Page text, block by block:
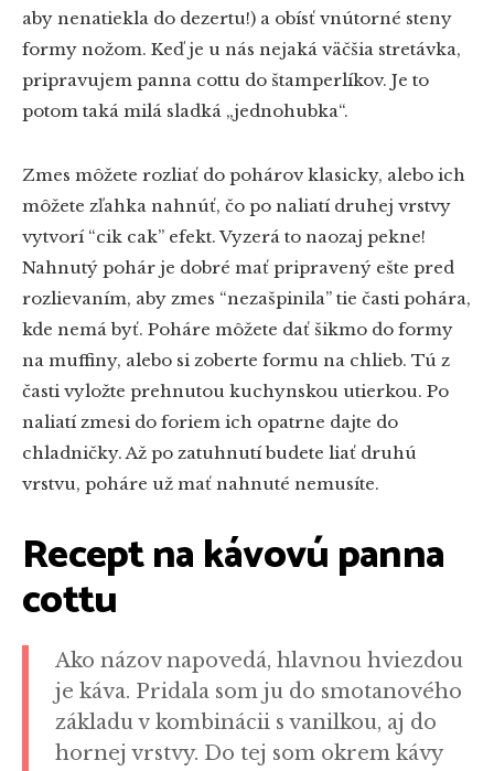
aby nenatiekla do dezertu!) a obísť vnútorné steny
formy nožom. Keď je u nás nejaká väčšia stretávka,
pripravujem panna cottu do štamperlíkov. Je to
potom taká milá sladká „jednohubka“.
Zmes môžete rozliať do pohárov klasicky, alebo ich
môžete zľahka nahnúť, čo po naliatí druhej vrstvy
vytvorí “cik cak” efekt. Vyzerá to naozaj pekne!
Nahnutý pohár je dobré mať pripravený ešte pred
rozlievaním, aby zmes “nezašpinila” tie časti pohára,
kde nemá byť. Poháre môžete dať šikmo do formy
na muffiny, alebo si zoberte formu na chlieb. Tú z
časti vyložte prehnutou kuchynskou utierkou. Po
naliatí zmesi do foriem ich opatrne dajte do
chladničky. Až po zatuhnutí budete liať druhú
vrstvu, poháre už mať nahnuté nemusíte.
Recept na kávovú panna
cottu
Ako názov napovedá, hlavnou hviezdou
je káva. Pridala som ju do smotanového
základu v kombinácii s vanilkou, aj do
hornej vrstvy. Do tej som okrem kávy